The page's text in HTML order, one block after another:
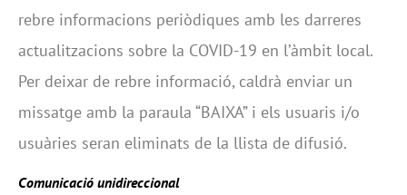
rebre informacions periòdiques amb les darreres
actualitzacions sobre la COVID-19 en l’àmbit local.
Per deixar de rebre informació, caldrà enviar un
missatge amb la paraula “BAIXA” i els usuaris i/o
usuàries seran eliminats de la llista de difusió.
Comunicació unidireccional